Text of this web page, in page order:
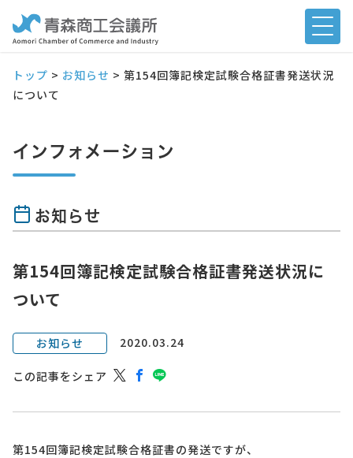
トップ > お知らせ > 第154回簿記検定試験合格証書発送状況
について
インフォメーション
お知らせ
第154回簿記検定試験合格証書発送状況に
ついて
お知らせ 2020.03.24
この記事をシェア
第154回簿記検定試験合格証書の発送ですが、